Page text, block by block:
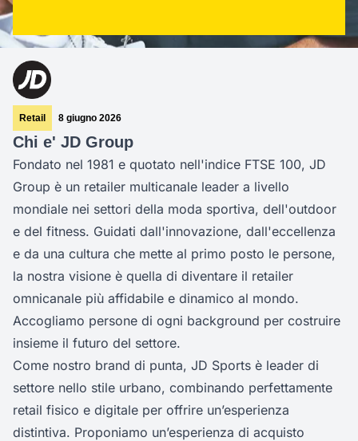
Retail 8 giugno 2026
Chi e' JD Group
Fondato nel 1981 e quotato nell'indice FTSE 100, JD
Group è un retailer multicanale leader a livello
mondiale nei settori della moda sportiva, dell'outdoor
e del fitness. Guidati dall'innovazione, dall'eccellenza
e da una cultura che mette al primo posto le persone,
la nostra visione è quella di diventare il retailer
omnicanale più affidabile e dinamico al mondo.
Accogliamo persone di ogni background per costruire
insieme il futuro del settore.
Come nostro brand di punta, JD Sports è leader di
settore nello stile urbano, combinando perfettamente
retail fisico e digitale per offrire un’esperienza
distintiva. Proponiamo un’esperienza di acquisto